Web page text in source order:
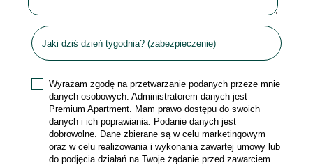
Wyrażam zgodę na przetwarzanie podanych przeze mnie
danych osobowych. Administratorem danych jest
Premium Apartment. Mam prawo dostępu do swoich
danych i ich poprawiania. Podanie danych jest
dobrowolne. Dane zbierane są w celu marketingowym
oraz w celu realizowania i wykonania zawartej umowy lub
do podjęcia działań na Twoje żądanie przed zawarciem